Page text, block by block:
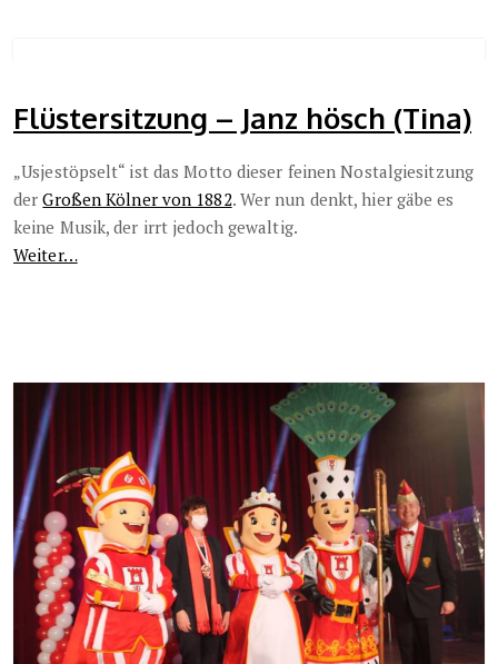
Flüstersitzung – Janz hösch (Tina)
„Usjestöpselt“ ist das Motto dieser feinen Nostalgiesitzung
derGroßen Kölner von 1882. Wer nun denkt, hier gäbe es
keine Musik, der irrt jedoch gewaltig.
Weiter…